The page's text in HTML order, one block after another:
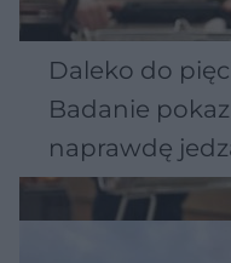
Daleko do
Badanie
naprawdę